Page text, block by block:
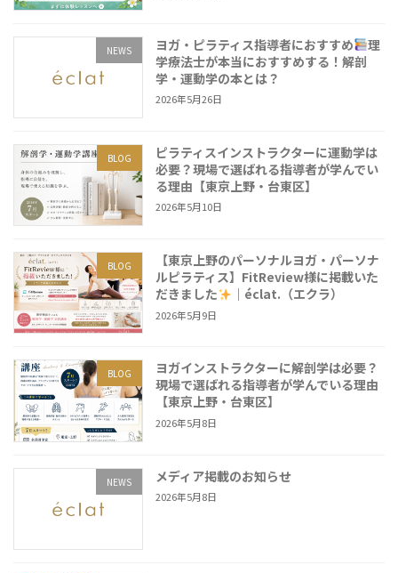
NEWS ヨガ・ピラティス指導者におすすめ
理
学療法士が本当におすすめする！解剖
学・運動学の本とは？
2026年5月26日
BLOG
ピラティスインストラクターに運動学は
必要？現場で選ばれる指導者が学んでい
る理由【東京上野・台東区】
2026年5月10日
BLOG
【東京上野のパーソナルヨガ・パーソナ
ルピラティス】FitReview様に掲載いた
だきました
｜éclat.（エクラ）
2026年5月9日
BLOG
ヨガインストラクターに解剖学は必要？
現場で選ばれる指導者が学んでいる理由
【東京上野・台東区】
2026年5月8日
NEWS メディア掲載のお知らせ
2026年5月8日